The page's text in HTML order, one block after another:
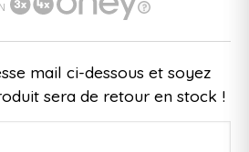
mail ci-dessous et soyez
sera de retour en stock !